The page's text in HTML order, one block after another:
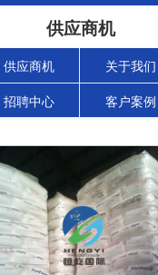
供应商机
供应商机 关于我们
招聘中心 客户案例